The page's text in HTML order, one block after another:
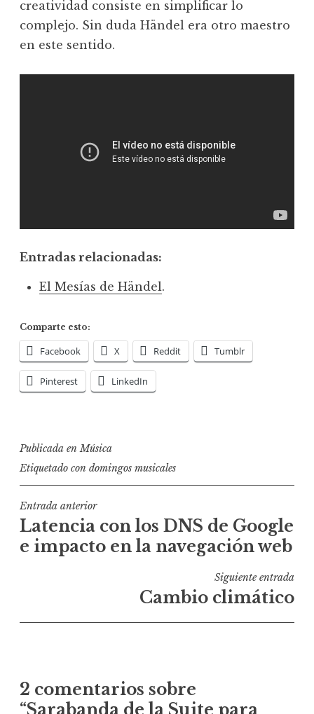
creatividad consiste en simplificar lo
complejo. Sin duda Händel era otro maestro
en este sentido.
Entradas relacionadas:
El Mesías de Händel.
Comparte esto:
Facebook X Reddit Tumblr
Pinterest LinkedIn
Publicada en Música
Etiquetado con domingos musicales
Navegación
de
entradas
Entrada anterior
Latencia con los DNS de Google
e impacto en la navegación web
Siguiente entrada
Cambio climático
2 comentarios sobre
“Sarabanda de la Suite para